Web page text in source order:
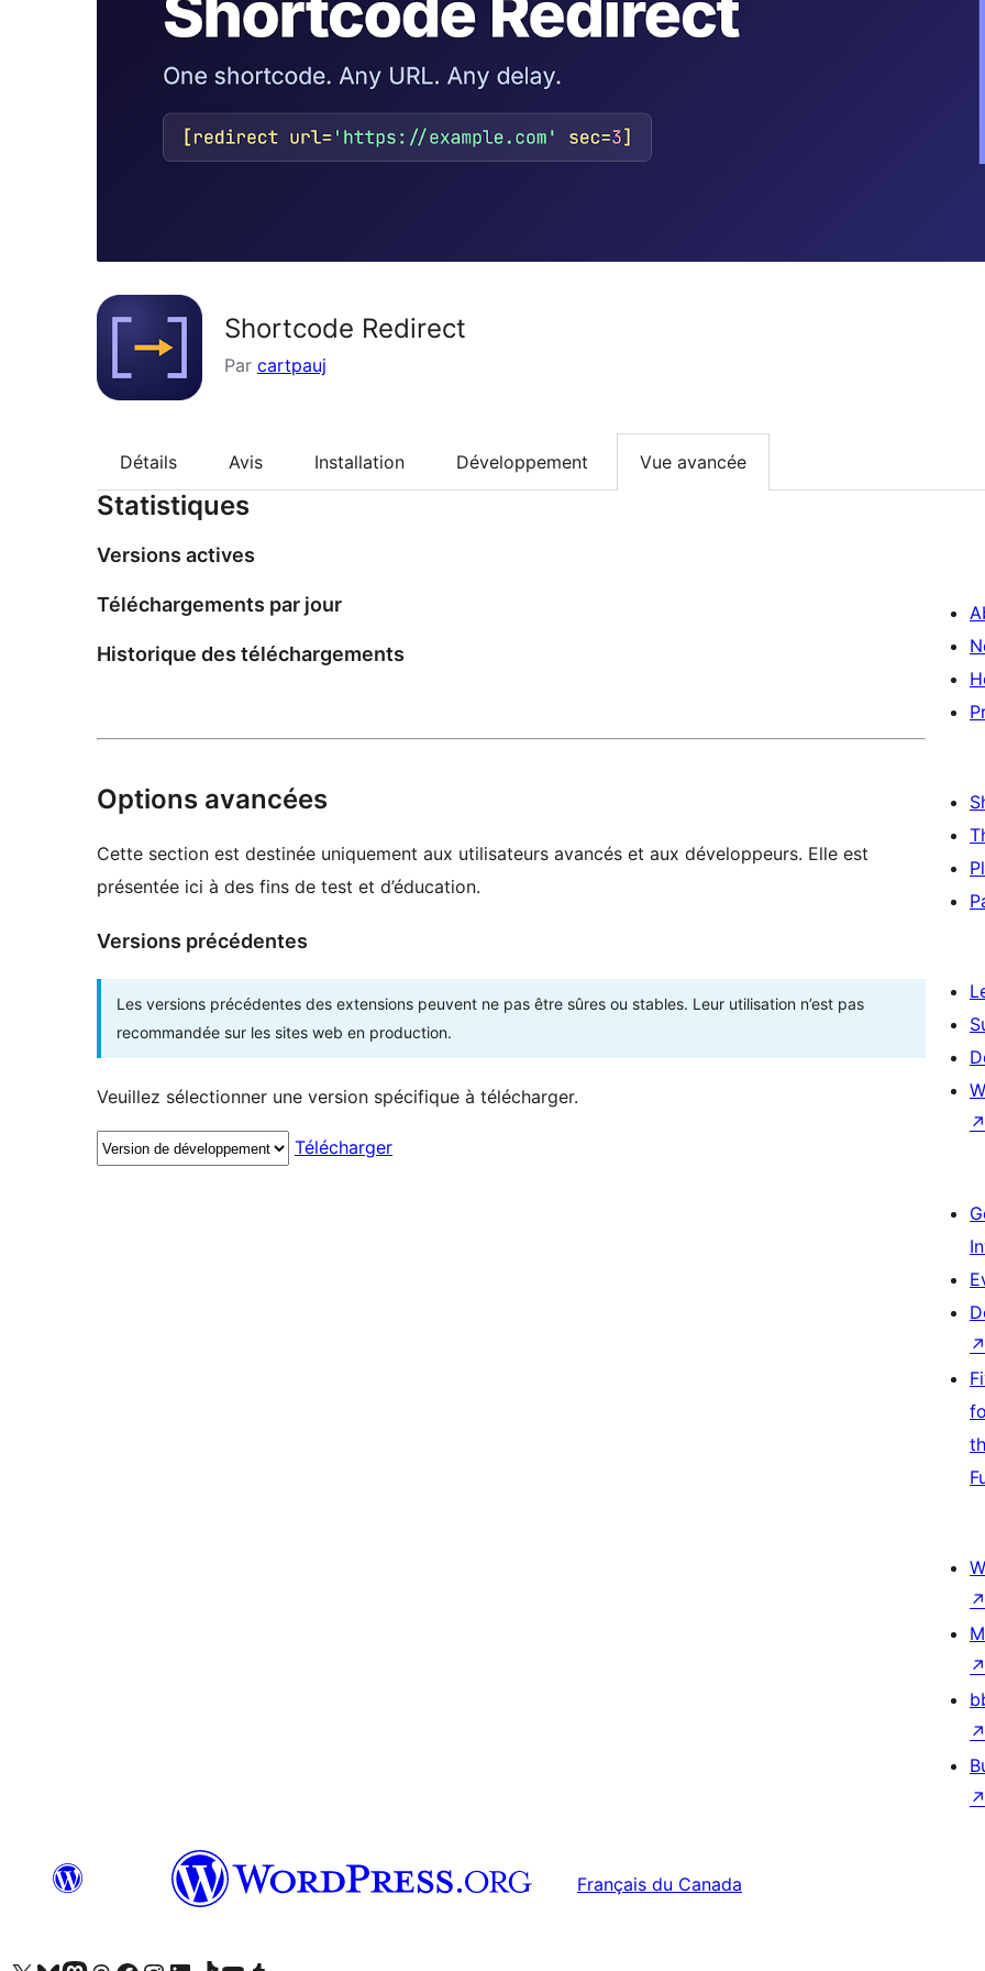
Shortcode Redirect
Par cartpauj
Détails Avis Installation Développement Vue avancée
Statistiques
Versions actives
Téléchargements par jour
Historique des téléchargements
Options avancées
Cette section est destinée uniquement aux utilisateurs avancés et aux développeurs. Elle est
présentée ici à des fins de test et d’éducation.
Versions précédentes
Les versions précédentes des extensions peuvent ne pas être sûres ou stables. Leur utilisation n’est pas
recommandée sur les sites web en production.
Veuillez sélectionner une version spécifique à télécharger.
Télécharger
↗
↗
↗
↗
↗
↗
Français du Canada